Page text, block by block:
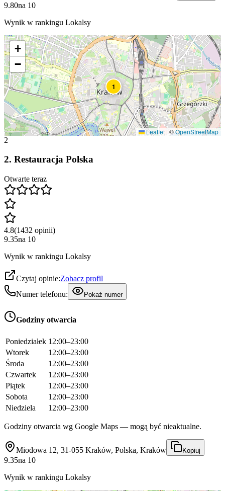
9.80na 10
Wynik w rankingu Lokalsy
1
+
−
Leaflet | ©OpenStreetMap
2
2. Restauracja Polska
Otwarte teraz
4.8(1432 opinii)
9.35na 10
Wynik w rankingu Lokalsy
Czytaj opinie:Zobacz profil
Numer telefonu:
Pokaż numer
Godziny otwarcia
Poniedziałek 12:00–23:00
Wtorek
12:00–23:00
Środa
12:00–23:00
Czwartek
12:00–23:00
Piątek
12:00–23:00
Sobota
12:00–23:00
Niedziela
12:00–23:00
Godziny otwarcia wg Google Maps — mogą być nieaktualne.
Miodowa 12, 31-055 Kraków, Polska, Kraków Kopiuj
9.35na 10
Wynik w rankingu Lokalsy